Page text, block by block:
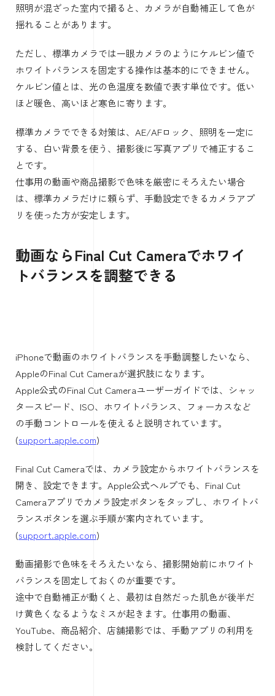
調整するのがコツです。
iPhoneでホワイトバランスを固定したい
ときの方法
標準カメラだけで完全固定したいな
ら限界がある
iPhone標準カメラで「ホワイトバランスを固定したい」と
揺れることがあります。
ただし、標準カメラでは一眼カメラのようにケルビン値で
ホワイトバランスを固定する操作は基本的にできません。
ケルビン値とは、光の色温度を数値で表す単位です。低い
ほど暖色、高いほど寒色に寄ります。
する、白い背景を使う、撮影後に写真アプリで補正するこ
とです。
仕事用の動画や商品撮影で色味を厳密にそろえたい場合
は、標準カメラだけに頼らず、手動設定できるカメラアプ
リを使った方が安定します。
動画ならFinal Cut Cameraでホワイ
トバランスを調整できる